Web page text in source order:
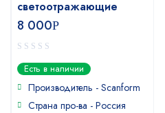
светоотражающие
8 000Р
0
out
of
Есть в наличии
Производитель - Scanform
Страна про-ва - Россия